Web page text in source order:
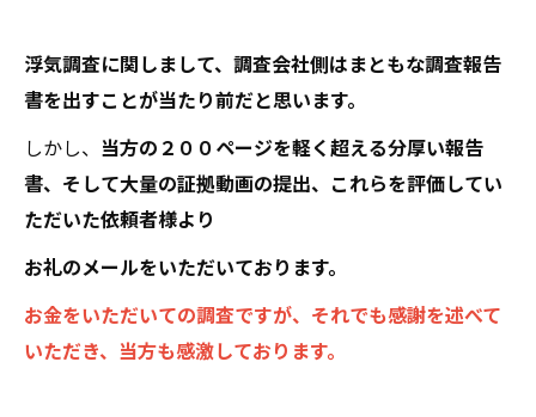
浮気調査に関しまして、調査会社側はまともな調査報告
書を出すことが当たり前だと思います。
しかし、 当方の２００ページを軽く超える分厚い報告
書、そして大量の証拠動画の提出、これらを評価してい
ただいた依頼者様より
お礼のメールをいただいております。
お金をいただいての調査ですが、それでも感謝を述べて
いただき、当方も感激しております。